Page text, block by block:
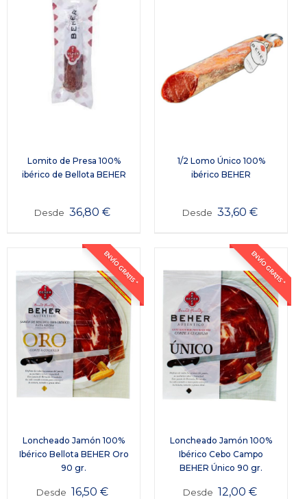
Lomito de Presa 100%
ibérico de Bellota BEHER
Desde 36,80€
1/2 Lomo Único 100%
ibérico BEHER
Desde 33,60 €
ENVÍO GRATIS *
Loncheado Jamón 100%
Ibérico Bellota BEHER Oro
90 gr.
Desde 16,50€
ENVÍO GRATIS *
Loncheado Jamón 100%
Ibérico Cebo Campo
BEHER Único 90 gr.
Desde 12,00 €